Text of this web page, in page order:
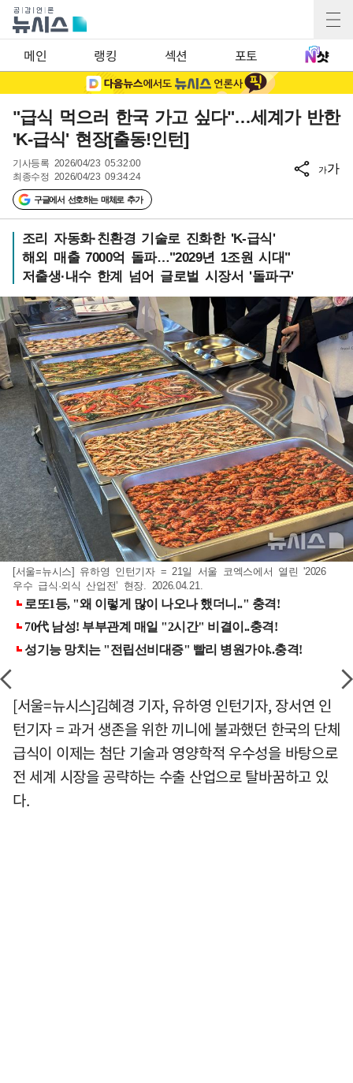
메인 랭킹 섹션 포토
"급식 먹으러 한국 가고 싶다"…세계가 반한
'K-급식' 현장[출동!인턴]
기사등록 2026/04/23 05:32:00
최종수정 2026/04/23 09:34:24
구글에서 선호하는 매체로 추가
가가
조리 자동화·친환경 기술로 진화한 'K-급식'
해외 매출 7000억 돌파…"2029년 1조원 시대"
저출생·내수 한계 넘어 글로벌 시장서 '돌파구'
[서울=뉴시스] 유하영 인턴기자 = 21일 서울 코엑스에서 열린 '2026
우수 급식·외식 산업전’ 현장. 2026.04.21.
[서울=뉴시스]김혜경 기자, 유하영 인턴기자, 장서연 인
턴기자 = 과거 생존을 위한 끼니에 불과했던 한국의 단체
급식이 이제는 첨단 기술과 영양학적 우수성을 바탕으로
전 세계 시장을 공략하는 수출 산업으로 탈바꿈하고 있
다.